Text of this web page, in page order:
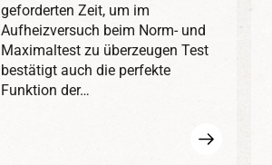
geforderten Zeit, um im
Aufheizversuch beim Norm- und
Maximaltest zu überzeugen Test
bestätigt auch die perfekte
Funktion der…
erfahren